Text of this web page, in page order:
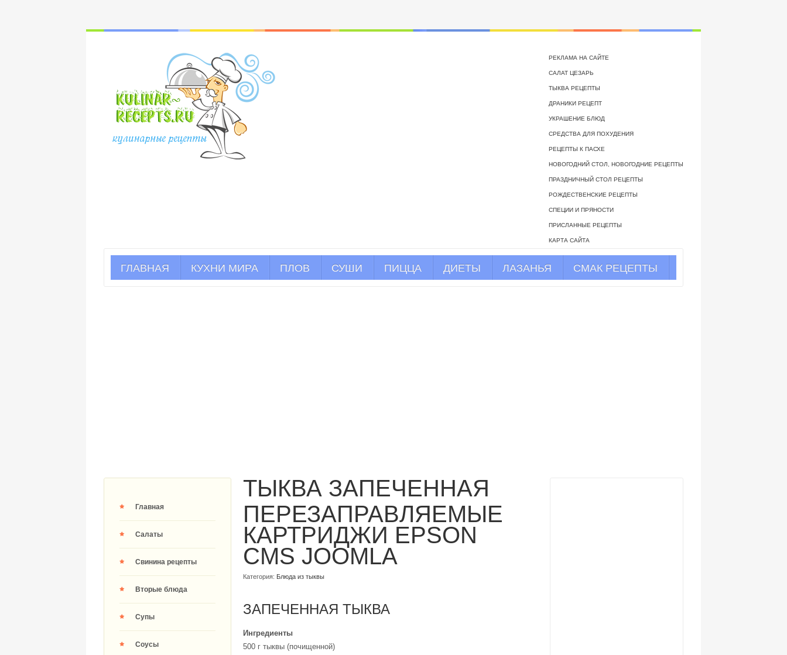
РЕКЛАМА НА САЙТЕ
САЛАТ ЦЕЗАРЬ
ТЫКВА РЕЦЕПТЫ
ДРАНИКИ РЕЦЕПТ
УКРАШЕНИЕ БЛЮД
СРЕДСТВА ДЛЯ ПОХУДЕНИЯ
РЕЦЕПТЫ К ПАСХЕ
НОВОГОДНИЙ СТОЛ, НОВОГОДНИЕ РЕЦЕПТЫ
ПРАЗДНИЧНЫЙ СТОЛ РЕЦЕПТЫ
РОЖДЕСТВЕНСКИЕ РЕЦЕПТЫ
СПЕЦИИ И ПРЯНОСТИ
ПРИСЛАННЫЕ РЕЦЕПТЫ
КАРТА САЙТА
ГЛАВНАЯ КУХНИ МИРА ПЛОВ СУШИ ПИЦЦА ДИЕТЫ ЛАЗАНЬЯ СМАК РЕЦЕПТЫ
Главная
Салаты
Свинина рецепты
Вторые блюда
Супы
Соусы
ТЫКВА ЗАПЕЧЕННАЯ
ПЕРЕЗАПРАВЛЯЕМЫЕ
КАРТРИДЖИ EPSON
CMS JOOMLA
Категория: Блюда из тыквы
ЗАПЕЧЕННАЯ ТЫКВА
Ингредиенты
500 г тыквы (почищенной)